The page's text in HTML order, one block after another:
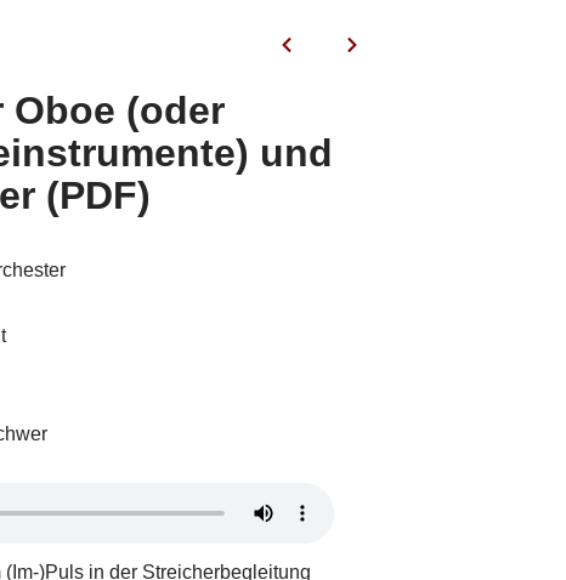
Oboe (oder
und
(PDF)
)Puls in der Streicherbegleitung